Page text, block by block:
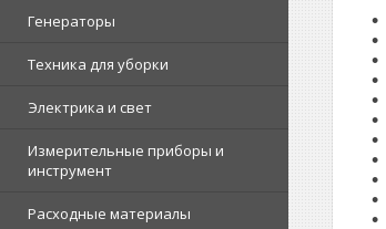
Генераторы
Техника для уборки
Электрика и свет
Измерительные приборы и
инструмент
Расходные материалы